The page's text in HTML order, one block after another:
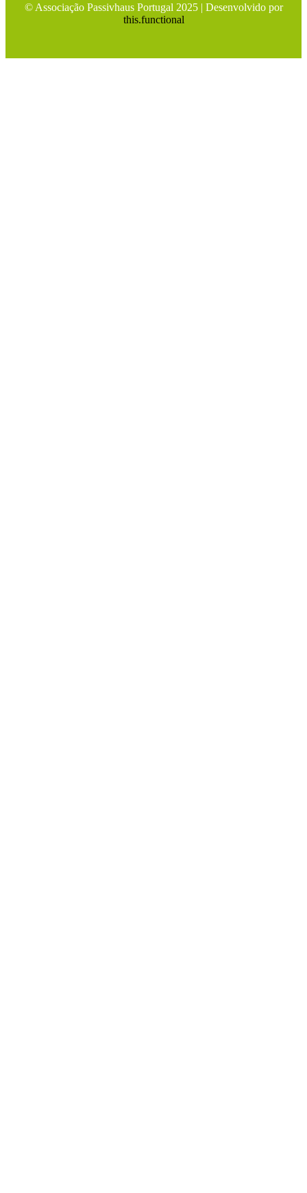
© Associação Passivhaus Portugal 2025 | Desenvolvido por
this.functional